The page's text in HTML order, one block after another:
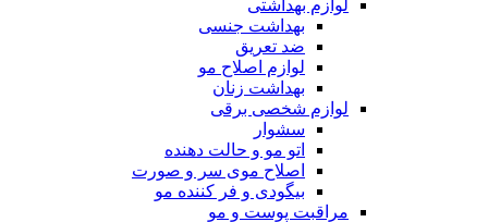
لوازم بهداشتی
بهداشت جنسی
ضد تعریق
لوازم اصلاح مو
بهداشت زنان
لوازم شخصی برقی
سشوار
اتو مو و حالت دهنده
اصلاح موی سر و صورت
بیگودی و فر کننده مو
مراقبت پوست و مو